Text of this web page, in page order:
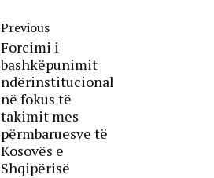
Previous
Forcimi i
bashkëpunimit
ndërinstitucional
në fokus të
takimit mes
përmbaruesve të
Kosovës e
Shqipërisë